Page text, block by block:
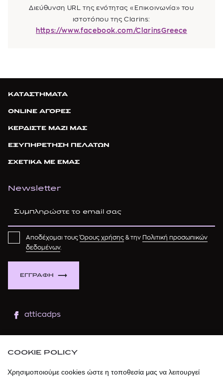
Διεύθυνση URL της ενότητας «Επικοινωνία» του
ιστοτόπου της Clarins:
https://www.facebook.com/ClarinsGreece
ΚΑΤΑΣΤΗΜΑΤΑ
ONLINE ΑΓΟΡΕΣ
ΚΕΡΔΙΣΤΕ ΜΑΖΙ ΜΑΣ
ΕΞΥΠΗΡΕΤΗΣΗ ΠΕΛΑΤΩΝ
ΣΧΕΤΙΚΑ ΜΕ ΕΜΑΣ
Newsletter
ΕΓΓΡΑΦΗ
Αποδέχομαι τουςΌρους χρήσης & την Πολιτική προσωπικών
δεδομένων.
atticadps
atticadps
COOKIE POLICY
Χρησιμοποιούμε cookies ώστε η τοποθεσία μας να λειτουργεί